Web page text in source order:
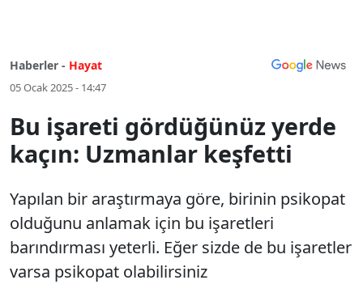
Haberler - Hayat
05 Ocak 2025 - 14:47
Bu işareti gördüğünüz yerde
kaçın: Uzmanlar keşfetti
Yapılan bir araştırmaya göre, birinin psikopat
olduğunu anlamak için bu işaretleri
barındırması yeterli. Eğer sizde de bu işaretler
varsa psikopat olabilirsiniz